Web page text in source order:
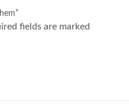
fields are marked